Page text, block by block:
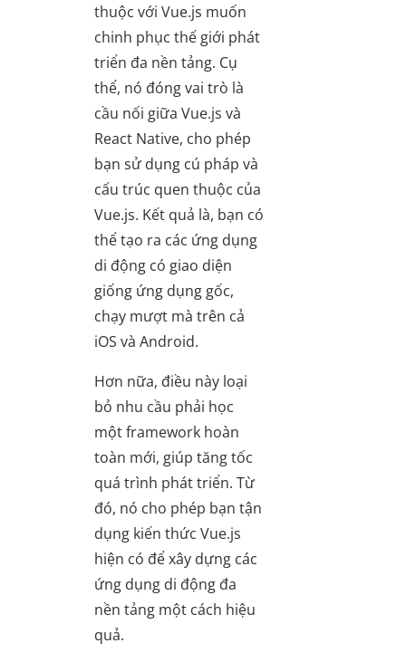
thuộc với Vue.js muốn
chinh phục thế giới phát
triển đa nền tảng. Cụ
thể, nó đóng vai trò là
cầu nối giữa Vue.js và
React Native, cho phép
bạn sử dụng cú pháp và
cấu trúc quen thuộc của
Vue.js. Kết quả là, bạn có
thể tạo ra các ứng dụng
di động có giao diện
giống ứng dụng gốc,
chạy mượt mà trên cả
iOS và Android.
Hơn nữa, điều này loại
bỏ nhu cầu phải học
một framework hoàn
toàn mới, giúp tăng tốc
quá trình phát triển. Từ
đó, nó cho phép bạn tận
dụng kiến thức Vue.js
hiện có để xây dựng các
ứng dụng di động đa
nền tảng một cách hiệu
quả.